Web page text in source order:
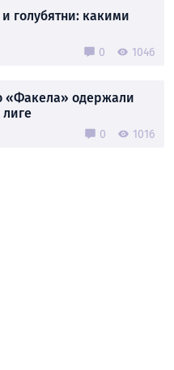
голубятни: какими
0 1046
«Факела» одержали
0 1016